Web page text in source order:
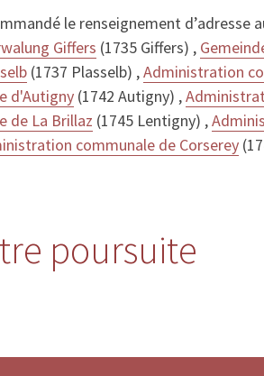
le renseignement d’adresse
Giffers (1735 Giffers) ,
(1737 Plasselb) ,Administration
d'Autigny (1742 Autigny) ,
de La Brillaz (1745 Lentigny) ,
communale de Corserey
poursuite